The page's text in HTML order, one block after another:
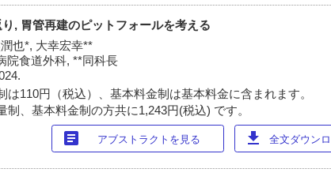
, 胃管再建のピットフォールを考える
也*, 大幸宏幸**
院食道外科, **同科長
は110円（税込）、基本料金制は基本料金に含まれます。
、基本料金制の方共に1,243円(税込) です。
article アブストラクトを見る download 全文ダウン